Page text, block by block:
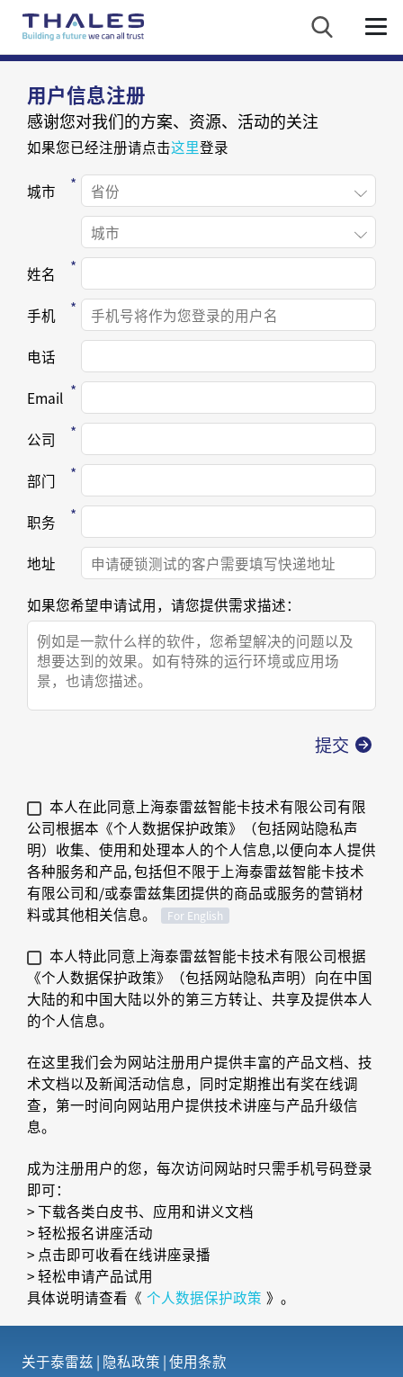
用户信息注册
感谢您对我们的方案、资源、活动的关注
如果您已经注册请点击这里登录
城市
姓名
手机
电话
Email
公司
部门
职务
地址
如果您希望申请试用，请您提供需求描述：
在这里我们会为网站注册用户提供丰富的产品文档、技
术文档以及新闻活动信息，同时定期推出有奖在线调
查，第一时间向网站用户提供技术讲座与产品升级信
息。
成为注册用户的您，每次访问网站时只需手机号码登录
即可：
> 下载各类白皮书、应用和讲义文档
> 轻松报名讲座活动
> 点击即可收看在线讲座录播
> 轻松申请产品试用
本人在此同意上海泰雷兹智能卡技术有限公司有限
公司根据本《个人数据保护政策》（包括网站隐私声
明）收集、使用和处理本人的个人信息,以便向本人提供
各种服务和产品, 包括但不限于上海泰雷兹智能卡技术
有限公司和/或泰雷兹集团提供的商品或服务的营销材
料或其他相关信息。
For English
本人特此同意上海泰雷兹智能卡技术有限公司根据
《个人数据保护政策》（包括网站隐私声明）向在中国
大陆的和中国大陆以外的第三方转让、共享及提供本人
的个人信息。
具体说明请查看《 个人数据保护政策 》。
关于泰雷兹 | 隐私政策 |使用条款